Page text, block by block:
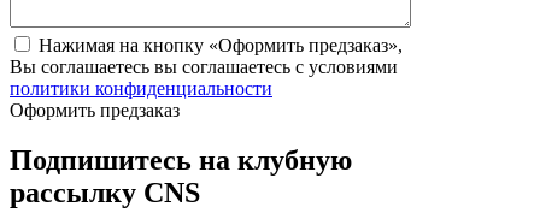
Нажимая на кнопку «Оформить предзаказ»,
Вы соглашаетесь вы соглашаетесь с условиями
политики конфиденциальности
Оформить предзаказ
Подпишитесь на клубную
рассылку CNS